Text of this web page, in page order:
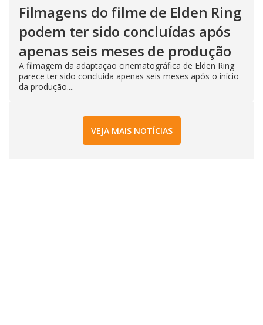
Filmagens do filme de Elden Ring
podem ter sido concluídas após
apenas seis meses de produção
A filmagem da adaptação cinematográfica de Elden Ring
parece ter sido concluída apenas seis meses após o início
da produção....
VEJA MAIS NOTÍCIAS